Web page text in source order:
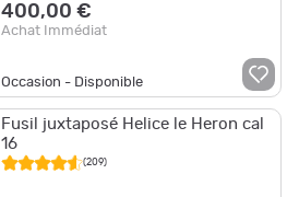
400,00 €
Achat Immédiat
Occasion - Disponible
Fusil juxtaposé Helice le Heron cal
16
(209)